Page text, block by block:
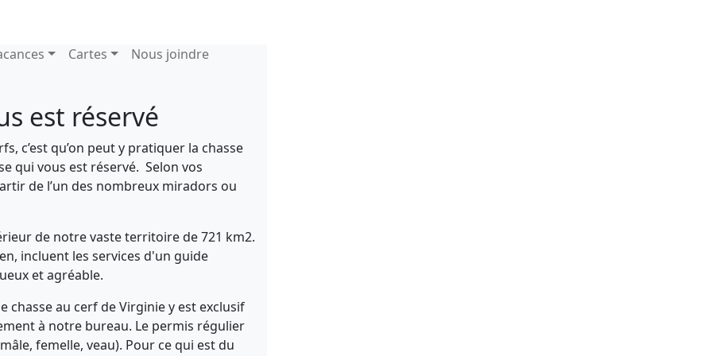
Cartes Nous joindre
est réservé
c’est qu’on peut y pratiquer la chasse
qui vous est réservé. Selon vos
de l’un des nombreux miradors ou
de notre vaste territoire de 721 km2.
incluent les services d'un guide
et agréable.
chasse au cerf de Virginie y est exclusif
à notre bureau. Le permis régulier
femelle, veau). Pour ce qui est du